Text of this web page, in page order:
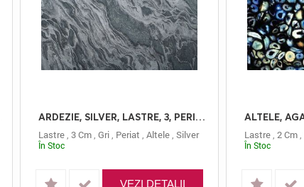
ARDEZIE, SILVER, LASTRE, 3, PERIAT
Lastre, 3 Cm, Gri, Periat , Altele, Silver
În Stoc
VEZI DETALII
Lastre, 2 Cm,
În Stoc